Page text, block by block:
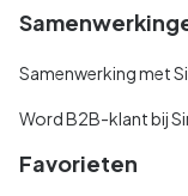
Samenwerking met
Word B2B-klant bij
Favorieten